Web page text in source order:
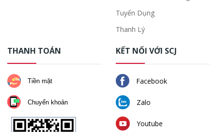
Tuyển Dụng
Thanh Lý
THANH TOÁN
Tiền mặt
Chuyển khoản
KẾT NỐI VỚI SCJ
Facebook
Zalo
Youtube